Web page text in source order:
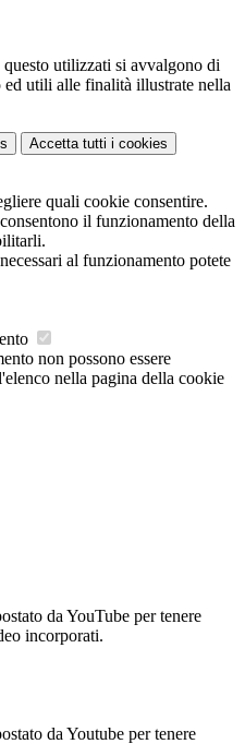
utilizzati si avvalgono di
ed utili alle finalità illustrate nella
Accetta tutti i cookies
quali cookie consentire.
il funzionamento della
al funzionamento potete
non possono essere
nella pagina della cookie
da YouTube per tenere
incorporati.
da Youtube per tenere